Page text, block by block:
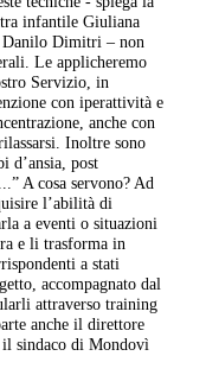
infantile Giuliana
Danilo Dimitri – non
Le applicheremo
Servizio, in
con iperattività e
anche con
Inoltre sono
d’ansia, post
A cosa servono? Ad
l’abilità di
a eventi o situazioni
e li trasforma in
a stati
accompagnato dal
attraverso training
anche il direttore
il sindaco di Mondovì